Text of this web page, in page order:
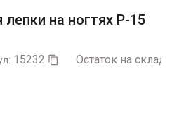
на ногтях P-15
15232  Остаток на